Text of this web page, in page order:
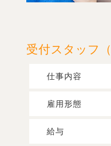
受付スタッフ
仕事内容
雇用形態
給与